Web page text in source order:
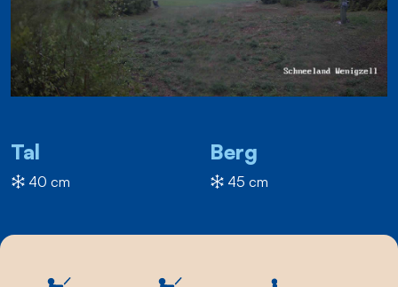
Tal
40 cm
Berg
45 cm